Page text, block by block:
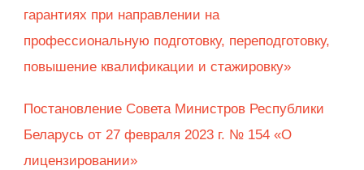
гарантиях при направлении на
профессиональную подготовку, переподготовку,
повышение квалификации и стажировку»
Постановление Совета Министров Республики
Беларусь от 27 февраля 2023 г. № 154 «О
лицензировании»